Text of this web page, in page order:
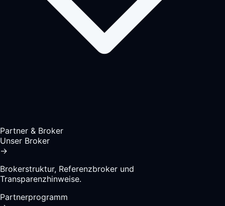
Partner & Broker
Unser Broker
→
Brokerstruktur, Referenzbroker und
Transparenzhinweise.
Partnerprogramm